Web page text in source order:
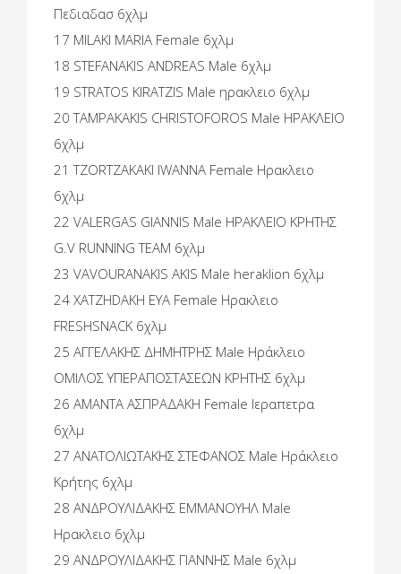
Πεδιαδασ 6χλμ
17 MILAKI MARIA Female 6χλμ
18 STEFANAKIS ANDREAS Male 6χλμ
19 STRATOS KIRATZIS Male ηρακλειο 6χλμ
20 TAMPAKAKIS CHRISTOFOROS Male ΗΡΑΚΛΕΙΟ
6χλμ
21 TZORTZAKAKI IWANNA Female Ηρακλειο
6χλμ
22 VALERGAS GIANNIS Male ΗΡΑΚΛΕΙΟ ΚΡΗΤΗΣ
G.V RUNNING TEAM 6χλμ
23 VAVOURANAKIS AKIS Male heraklion 6χλμ
24 XATZHDAKH EYA Female Ηρακλειο
FRESHSNACK 6χλμ
25 ΑΓΓΕΛΑΚΗΣ ΔΗΜΗΤΡΗΣ Male Ηράκλειο
ΟΜΙΛΟΣ ΥΠΕΡΑΠΟΣΤΑΣΕΩΝ ΚΡΗΤΗΣ 6χλμ
26 ΑΜΑΝΤΑ ΑΣΠΡΑΔΑΚΗ Female Ιεραπετρα
6χλμ
27 ΑΝΑΤΟΛΙΩΤΑΚΗΣ ΣΤΕΦΑΝΟΣ Male Ηράκλειο
Κρήτης 6χλμ
28 ΑΝΔΡΟΥΛΙΔΑΚΗΣ ΕΜΜΑΝΟΥΗΛ Male
Ηρακλειο 6χλμ
29 ΑΝΔΡΟΥΛΙΔΑΚΗΣ ΓΙΑΝΝΗΣ Male 6χλμ